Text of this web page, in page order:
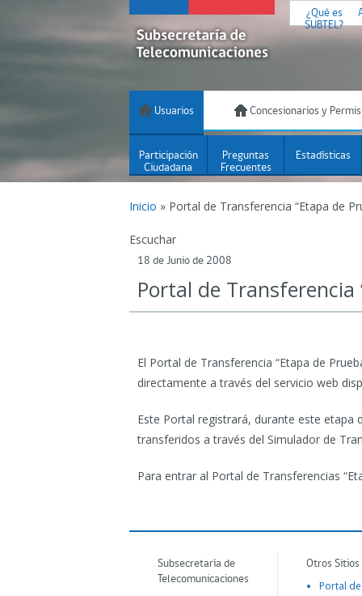
¿Qué es
SUBTEL?
Usuarios Concesionarios y
Participación
Ciudadana
Preguntas
Frecuentes
Estadísticas
Inicio » Portal de Transferencia “Etapa de
Escuchar
18 de Junio de 2008
Portal de Transferencia
El Portal de Transferencia “Etapa de
directamente a través del servicio web
Este Portal registrará, durante este
transferidos a través del Simulador de
Para entrar al Portal de Transferencias
Subsecretaría de
Telecomunicaciones
Otros
Portal